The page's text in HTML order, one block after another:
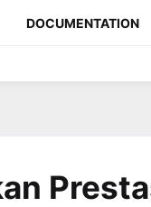
DOCUMENTATION